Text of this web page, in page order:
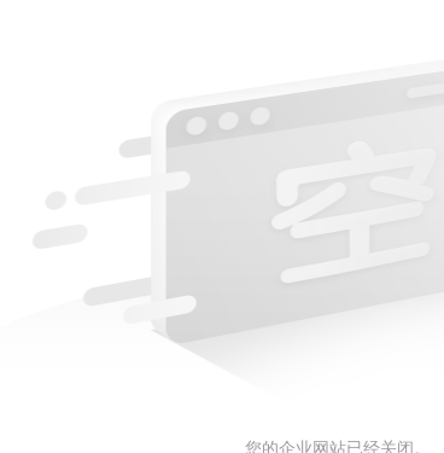
您的企业网站已经关闭。